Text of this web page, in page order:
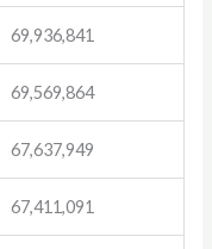
69,936,841
69,569,864
67,637,949
67,411,091